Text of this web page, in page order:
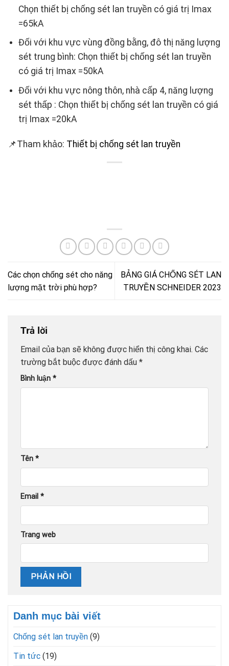
Chọn thiết bị chống sét lan truyền có giá trị Imax
=65kA
Đối với khu vực vùng đồng bằng, đô thị năng lượng
sét trung bình: Chọn thiết bị chống sét lan truyền
có giá trị Imax =50kA
Đối với khu vực nông thôn, nhà cấp 4, năng lượng
sét thấp : Chọn thiết bị chống sét lan truyền có giá
trị Imax =20kA
📌Tham khảo: Thiết bị chống sét lan truyền
Các chọn chống sét cho năng
lượng mặt trời phù hợp?
BẢNG GIÁ CHỐNG SÉT LAN
TRUYỀN SCHNEIDER 2023
Trả lời
Email của bạn sẽ không được hiển thị công khai. Các
trường bắt buộc được đánh dấu *
Bình luận *
Tên *
Email *
Trang web
Danh mục bài viết
Chống sét lan truyền (9)
Tin tức (19)